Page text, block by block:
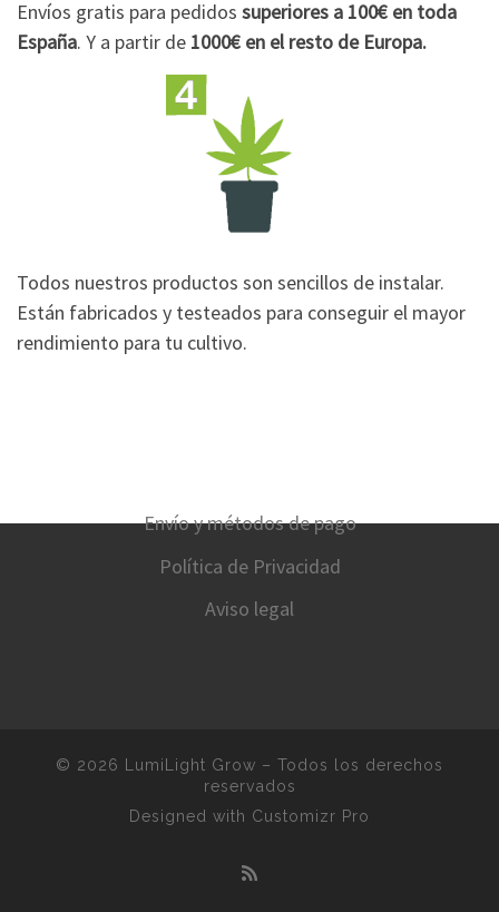
Envíos gratis para pedidos superiores a 100€ en toda
España. Y a partir de 1000€ en el resto de Europa.
Todos nuestros productos son sencillos de instalar.
Están fabricados y testeados para conseguir el mayor
rendimiento para tu cultivo.
Envío y métodos de pago
Política de Privacidad
Aviso legal
© 2026 LumiLight Grow – Todos los derechos
reservados
Designed with Customizr Pro